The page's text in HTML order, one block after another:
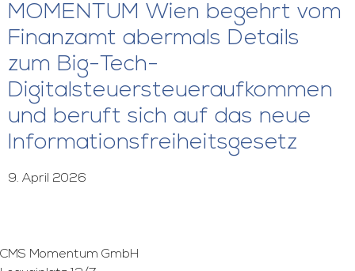
MOMENTUM Wien begehrt vom
Finanzamt abermals Details
zum Big-Tech-
Digitalsteuersteueraufkommen
und beruft sich auf das neue
Informationsfreiheitsgesetz
9. April 2026
CMS Momentum GmbH